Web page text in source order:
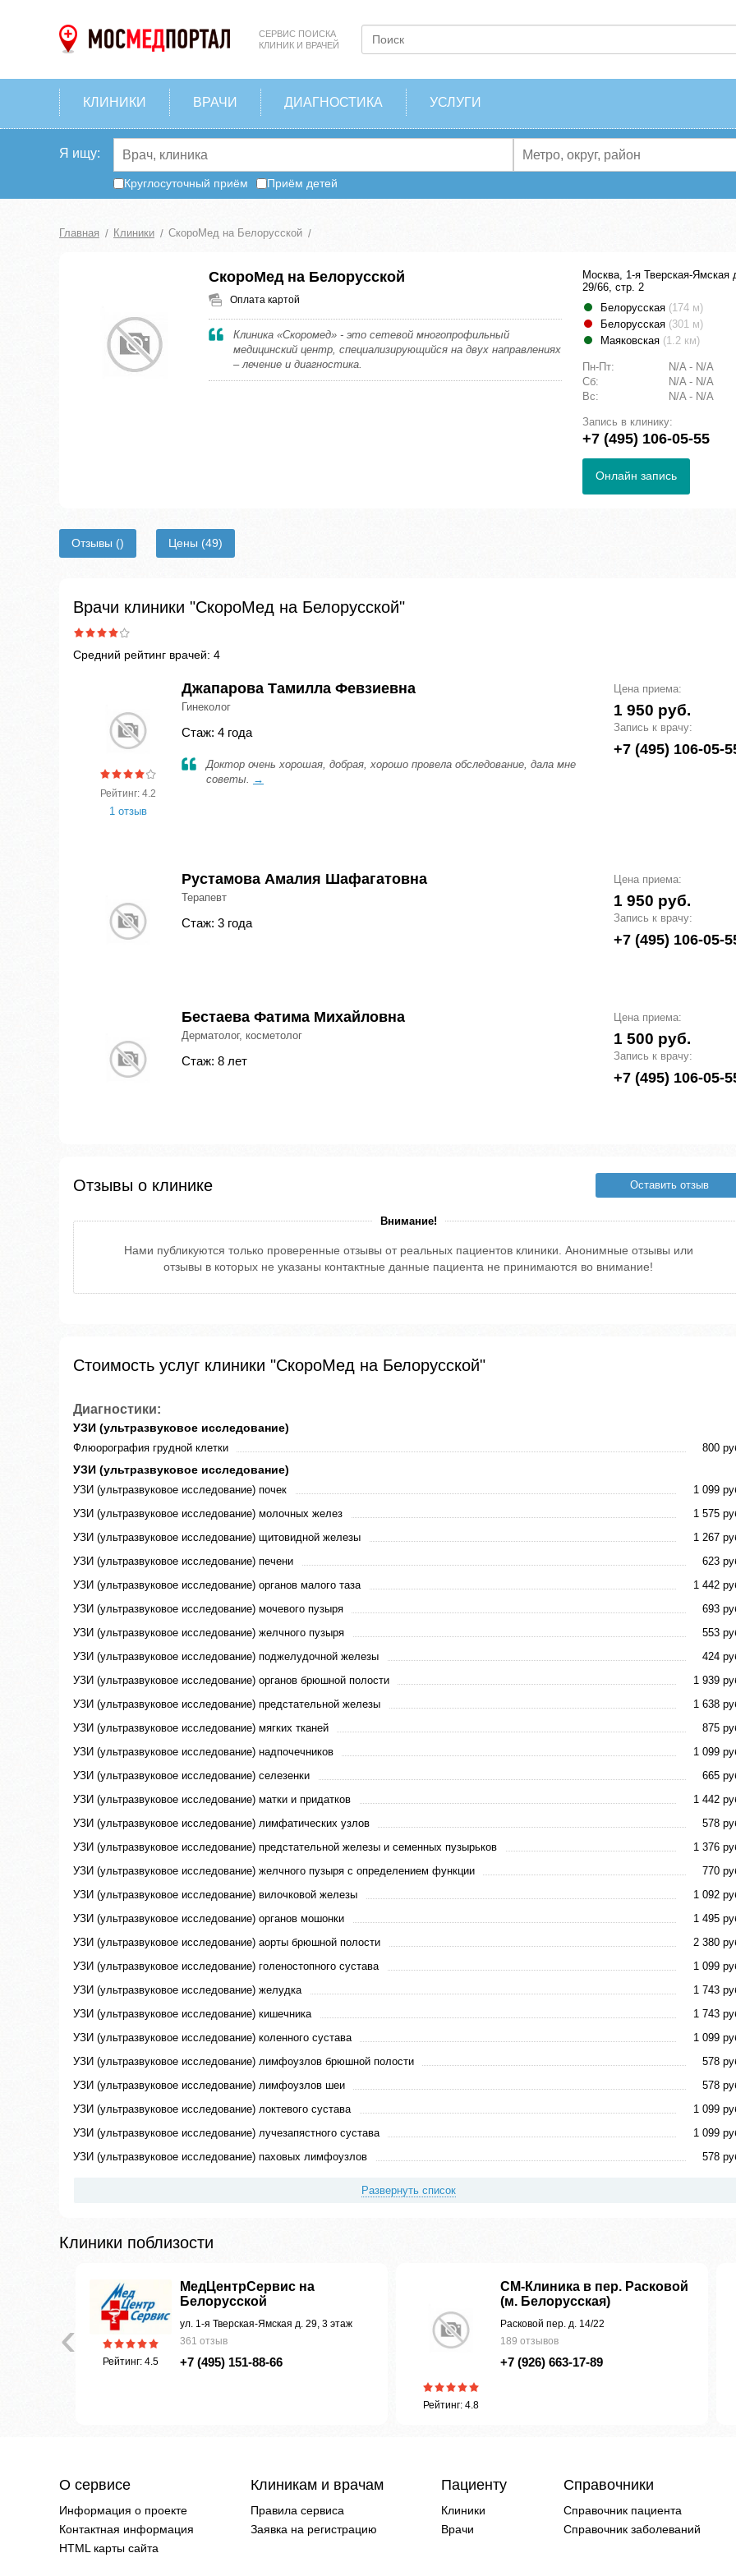
СЕРВИС ПОИСКА
КЛИНИК И ВРАЧЕЙ
КЛИНИКИ ВРАЧИ ДИАГНОСТИКА УСЛУГИ
Я ищу:
Круглосуточный приём Приём детей
Главная Клиники СкороМед на Белорусской
СкороМед на Белорусской
Оплата картой
Клиника «Скоромед» - это сетевой многопрофильный
медицинский центр, специализирующийся на двух направлениях
– лечение и диагностика.
Москва, 1-я Тверская-Ямская
29/66, стр. 2
Белорусская (174 м)
Белорусская (301 м)
Маяковская (1.2 км)
Пн-Пт:
N/A - N/A
Сб:
N/A - N/A
Вс:
N/A - N/A
Запись в клинику:
+7 (495) 106-05-55
Онлайн запись
Отзывы () Цены (49)
Врачи клиники "СкороМед на Белорусской"
Средний рейтинг врачей: 4
Рейтинг: 4.2
1 отзыв
Джапарова Тамилла Февзиевна
Гинеколог
Стаж: 4 года
Доктор очень хорошая, добрая, хорошо провела обследование, дала мне
советы. →
Цена приема:
1 950 руб.
Запись к врачу:
+7 (495) 106-05-
Рустамова Амалия Шафагатовна
Терапевт
Стаж: 3 года
Цена приема:
1 950 руб.
Запись к врачу:
+7 (495) 106-05-
Бестаева Фатима Михайловна
Дерматолог, косметолог
Стаж: 8 лет
Цена приема:
1 500 руб.
Запись к врачу:
+7 (495) 106-05-
Отзывы о клинике Оставить отзыв
Внимание!
Нами публикуются только проверенные отзывы от реальных пациентов клиники. Анонимные отзывы или
отзывы в которых не указаны контактные данные пациента не принимаются во внимание!
Стоимость услуг клиники "СкороМед на Белорусской"
Диагностики:
УЗИ (ультразвуковое исследование)
Флюорография грудной клетки 800
УЗИ (ультразвуковое исследование)
УЗИ (ультразвуковое исследование) почек
1 099
УЗИ (ультразвуковое исследование) молочных желез
1 575
УЗИ (ультразвуковое исследование) щитовидной железы
1 267
УЗИ (ультразвуковое исследование) печени
623
УЗИ (ультразвуковое исследование) органов малого таза
1 442
УЗИ (ультразвуковое исследование) мочевого пузыря
693
УЗИ (ультразвуковое исследование) желчного пузыря
553
УЗИ (ультразвуковое исследование) поджелудочной железы
424
УЗИ (ультразвуковое исследование) органов брюшной полости
1 939
УЗИ (ультразвуковое исследование) предстательной железы
1 638
УЗИ (ультразвуковое исследование) мягких тканей
875
УЗИ (ультразвуковое исследование) надпочечников
1 099
УЗИ (ультразвуковое исследование) селезенки
665
УЗИ (ультразвуковое исследование) матки и придатков
1 442
УЗИ (ультразвуковое исследование) лимфатических узлов
578
УЗИ (ультразвуковое исследование) предстательной железы и семенных пузырьков
1 376
УЗИ (ультразвуковое исследование) желчного пузыря с определением функции
770
УЗИ (ультразвуковое исследование) вилочковой железы
1 092
УЗИ (ультразвуковое исследование) органов мошонки
1 495
УЗИ (ультразвуковое исследование) аорты брюшной полости
2 380
УЗИ (ультразвуковое исследование) голеностопного сустава
1 099
УЗИ (ультразвуковое исследование) желудка
1 743
УЗИ (ультразвуковое исследование) кишечника
1 743
УЗИ (ультразвуковое исследование) коленного сустава
1 099
УЗИ (ультразвуковое исследование) лимфоузлов брюшной полости
578
УЗИ (ультразвуковое исследование) лимфоузлов шеи
578
УЗИ (ультразвуковое исследование) локтевого сустава
1 099
УЗИ (ультразвуковое исследование) лучезапястного сустава
1 099
УЗИ (ультразвуковое исследование) паховых лимфоузлов
578
Развернуть список
Клиники поблизости
‹ Рейтинг: 4.5
МедЦентрСервис на
Белорусской
ул. 1-я Тверская-Ямская д. 29, 3 этаж
361 отзыв
+7 (495) 151-88-66
Рейтинг: 4.8
СМ-Клиника в пер. Расковой
(м. Белорусская)
Расковой пер. д. 14/22
189 отзывов
+7 (926) 663-17-89
О сервисе
Информация о проекте
Контактная информация
HTML карты сайта
Клиникам и врачам
Правила сервиса
Заявка на регистрацию
Пациенту
Клиники
Врачи
Справочники
Справочник пациента
Справочник заболеваний